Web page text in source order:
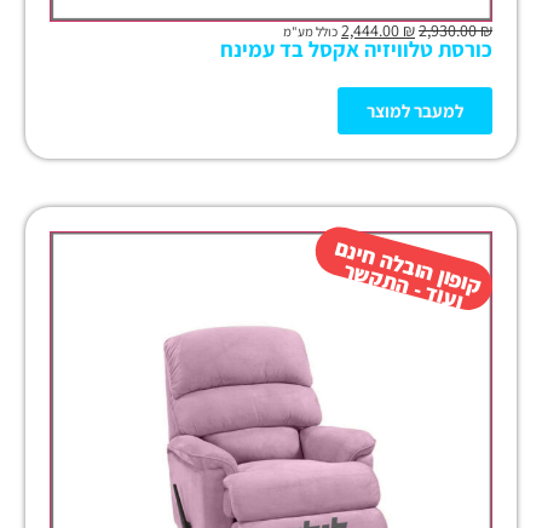
₪
2,930.00
₪ כולל מע"מ
כורסת טלוויזיה אקסל בד עמינח
למעבר למוצר
קו
פון
הו
ב
ל
ה
חינ
ם
ו
עו
ד -
ה
ת
ק
ש
ר